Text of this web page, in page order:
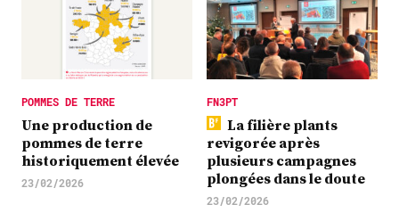
POMMES DE TERRE
Une production de
pommes de terre
historiquement élevée
23/02/2026
FN3PT
La filière plants
revigorée après
plusieurs campagnes
plongées dans le doute
23/02/2026